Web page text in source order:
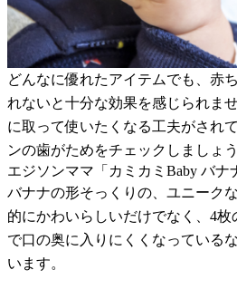
どんなに優れたアイテムでも、赤
れないと十分な効果を感じられま
に取って使いたくなる工夫がされ
ンの歯がためをチェックしましょう
エジソンママ「カミカミBaby バナ
バナナの形そっくりの、ユニーク
的にかわいらしいだけでなく、4枚
で口の奥に入りにくくなっている
います。